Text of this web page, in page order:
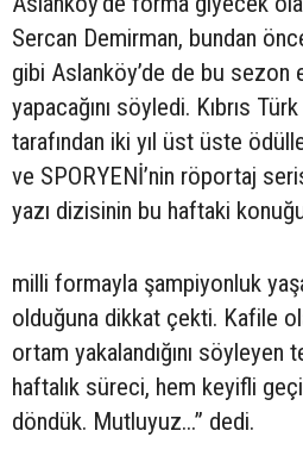
Sercan Demirman, bundan
gibi Aslanköy’de de bu sezon
yapacağını söyledi. Kıbrıs
tarafından iki yıl üst üste
ve SPORYENİ’nin röportaj
yazı dizisinin bu haftaki
milli formayla şampiyonluk
olduğuna dikkat çekti. Kafile
ortam yakalandığını
haftalık süreci, hem keyifli
döndük. Mutluyuz...” dedi.